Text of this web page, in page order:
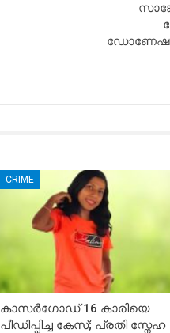
CRIME
കാസർഗോഡ് 16 കാരിയെ
പീഡിപ്പിച്ച കേസ്; പ്രതി സ്നേഹ